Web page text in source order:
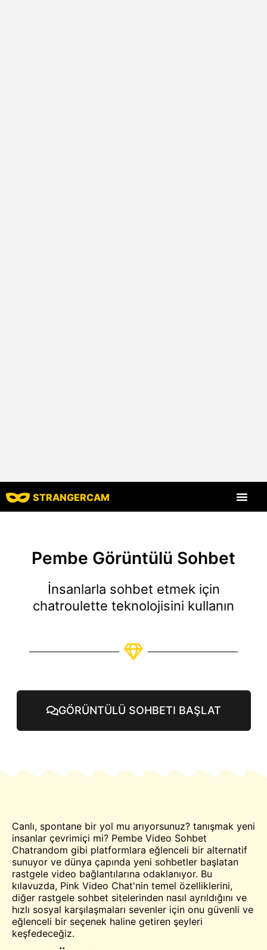
STRANGERCAM
Pembe Görüntülü Sohbet
İnsanlarla sohbet etmek için
chatroulette teknolojisini kullanın
GÖRÜNTÜLÜ SOHBETI BAŞLAT
Canlı, spontane bir yol mu arıyorsunuz? tanışmak yeni
insanlar çevrimiçi mi? Pembe Video Sohbet
Chatrandom gibi platformlara eğlenceli bir alternatif
sunuyor ve dünya çapında yeni sohbetler başlatan
rastgele video bağlantılarına odaklanıyor. Bu
kılavuzda, Pink Video Chat'nin temel özelliklerini,
diğer rastgele sohbet sitelerinden nasıl ayrıldığını ve
hızlı sosyal karşılaşmaları sevenler için onu güvenli ve
eğlenceli bir seçenek haline getiren şeyleri
keşfedeceğiz.